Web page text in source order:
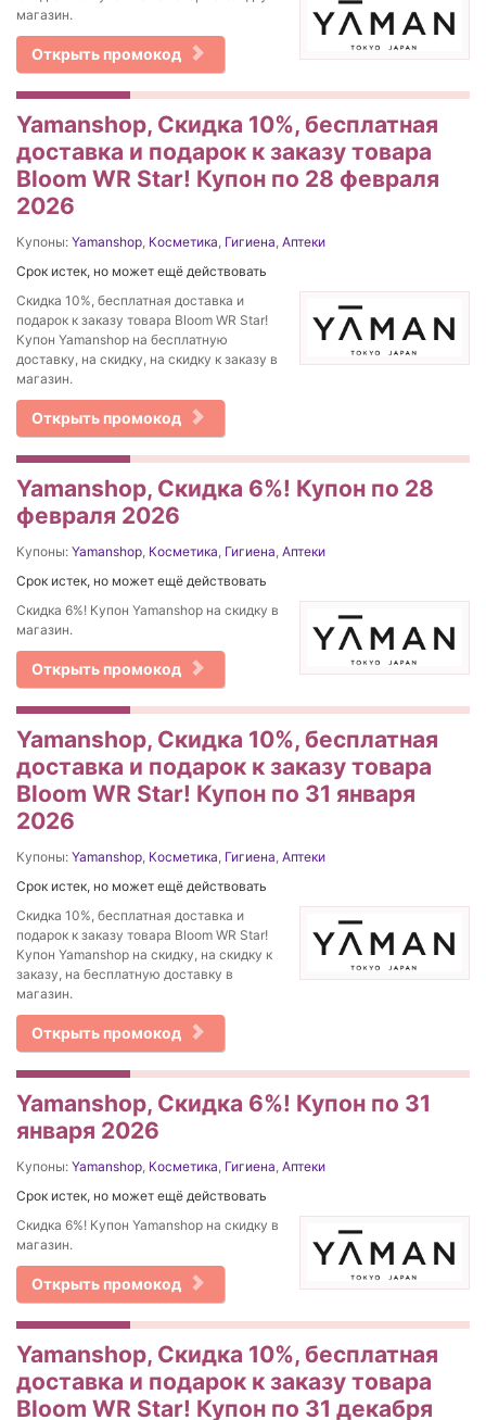
магазин.
Открыть промокод
Yamanshop, Скидка 10%, бесплатная
доставка и подарок к заказу товара
Bloom WR Star! Купон по 28 февраля
2026
Купоны: Yamanshop, Косметика, Гигиена, Аптеки
Срок истек, но может ещё действовать
Скидка 10%, бесплатная доставка и
подарок к заказу товара Bloom WR Star!
Купон Yamanshop на бесплатную
доставку, на скидку, на скидку к заказу в
магазин.
Открыть промокод
Yamanshop, Скидка 6%! Купон по 28
февраля 2026
Купоны: Yamanshop, Косметика, Гигиена, Аптеки
Срок истек, но может ещё действовать
Скидка 6%! Купон Yamanshop на скидку в
магазин.
Открыть промокод
Yamanshop, Скидка 10%, бесплатная
доставка и подарок к заказу товара
Bloom WR Star! Купон по 31 января
2026
Купоны: Yamanshop, Косметика, Гигиена, Аптеки
Срок истек, но может ещё действовать
Скидка 10%, бесплатная доставка и
подарок к заказу товара Bloom WR Star!
Купон Yamanshop на скидку, на скидку к
заказу, на бесплатную доставку в
магазин.
Открыть промокод
Yamanshop, Скидка 6%! Купон по 31
января 2026
Купоны: Yamanshop, Косметика, Гигиена, Аптеки
Срок истек, но может ещё действовать
Скидка 6%! Купон Yamanshop на скидку в
магазин.
Открыть промокод
Yamanshop, Скидка 10%, бесплатная
доставка и подарок к заказу товара
Bloom WR Star! Купон по 31 декабря